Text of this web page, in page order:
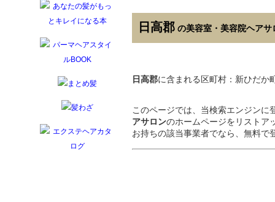
日高郡 の美容室・美容院ヘアサ
日高郡に含まれる区町村：新ひだか
このページでは、当検索エンジンに
アサロンのホームページをリスト
お持ちの該当事業者でなら、無料で